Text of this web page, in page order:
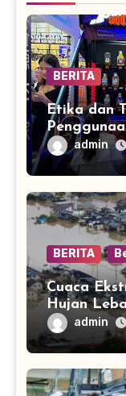
BERITA
Etika dan
admin
BERITA
Cuaca
Hujan
Beberapa
admin